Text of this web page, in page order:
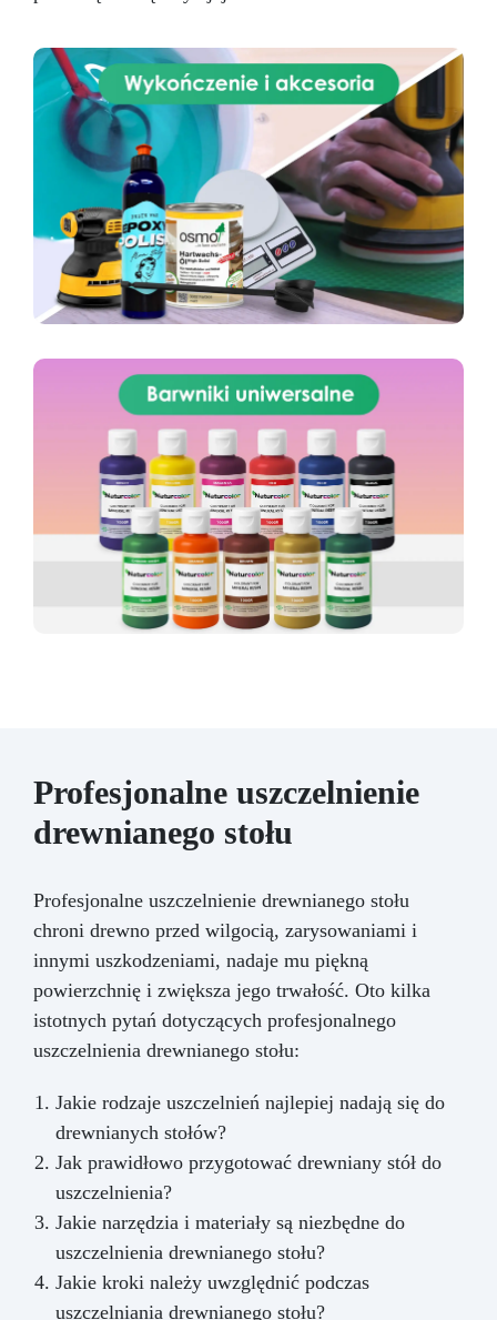
Profesjonalne uszczelnienie
drewnianego stołu
Profesjonalne uszczelnienie drewnianego stołu
chroni drewno przed wilgocią, zarysowaniami i
innymi uszkodzeniami, nadaje mu piękną
powierzchnię i zwiększa jego trwałość. Oto kilka
istotnych pytań dotyczących profesjonalnego
uszczelnienia drewnianego stołu:
Jakie rodzaje uszczelnień najlepiej nadają się do
drewnianych stołów?
Jak prawidłowo przygotować drewniany stół do
uszczelnienia?
Jakie narzędzia i materiały są niezbędne do
uszczelnienia drewnianego stołu?
Jakie kroki należy uwzględnić podczas
uszczelniania drewnianego stołu?